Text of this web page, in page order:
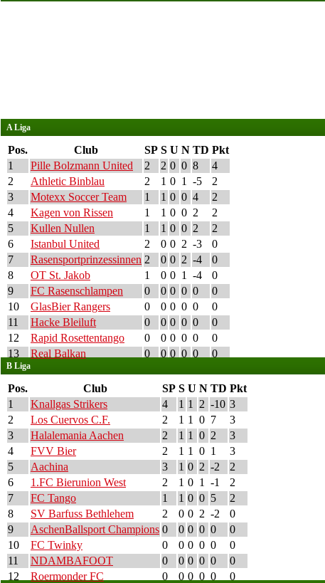
A Liga
Pos. Club SP S U N TD Pkt
1
Pille Bolzmann United 2 2 0 0 8
4
2
Athletic Binblau 2 1 0 1 -5
2
3
Motexx Soccer Team 1 1 0 0 4
2
4
Kagen von Rissen 1 1 0 0 2
2
5
Kullen Nullen 1 1 0 0 2
2
6
Istanbul United 2 0 0 2 -3
0
7
Rasensportprinzessinnen 2 0 0 2 -4
0
8
OT St. Jakob 1 0 0 1 -4
0
9
FC Rasenschlampen 0 0 0 0 0
0
10
GlasBier Rangers 0 0 0 0 0
0
11
Hacke Bleiluft 0 0 0 0 0
0
12
Rapid Rosettentango 0 0 0 0 0
0
13
Real Balkan 0 0 0 0 0 0
B Liga
Pos. Club SP S U N TD Pkt
1
Knallgas Strikers 4 1 1 2 -10 3
2
Los Cuervos C.F. 2 1 1 0 7
3
3
Halalemania Aachen 2 1 1 0 2
3
4
FVV Bier 2 1 1 0 1
3
5
Aachina 3 1 0 2 -2
2
6
1.FC Bierunion West 2 1 0 1 -1
2
7
FC Tango 1 1 0 0 5
2
8
SV Barfuss Bethlehem 2 0 0 2 -2
0
9
AschenBallsport Champions 0 0 0 0 0
0
10
FC Twinky 0 0 0 0 0
0
11
NDAMBAFOOT 0 0 0 0 0
0
12
Roermonder FC 0 0 0 0 0 0